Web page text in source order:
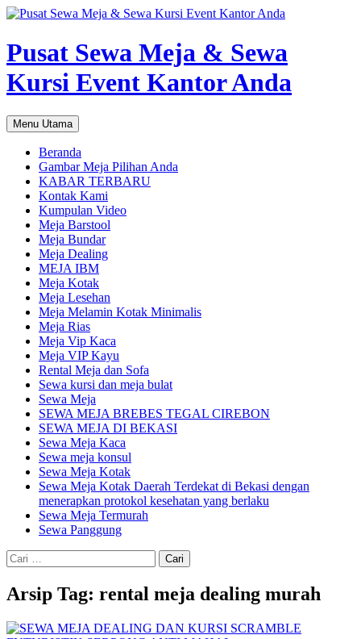
Pusat Sewa Meja & Sewa
Kursi Event Kantor Anda
Cari
Menu Utama Langsung
ke
isi
Beranda
Gambar Meja Pilihan Anda
KABAR TERBARU
Kontak Kami
Kumpulan Video
Meja Barstool
Meja Bundar
Meja Dealing
MEJA IBM
Meja Kotak
Meja Lesehan
Meja Melamin Kotak Minimalis
Meja Rias
Meja Vip Kaca
Meja VIP Kayu
Rental Meja dan Sofa
Sewa kursi dan meja bulat
Sewa Meja
SEWA MEJA BREBES TEGAL CIREBON
SEWA MEJA DI BEKASI
Sewa Meja Kaca
Sewa meja konsul
Sewa Meja Kotak
Sewa Meja Kotak Daerah Terdekat di Bekasi dengan
menerapkan protokol kesehatan yang berlaku
Sewa Meja Termurah
Sewa Panggung
Cari
untuk:
Arsip Tag: rental meja dealing murah